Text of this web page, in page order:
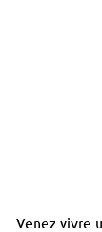
Venez vivre